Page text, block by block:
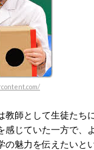
教師として生徒たち
感じていた一方で、
の魅力を伝えたいと